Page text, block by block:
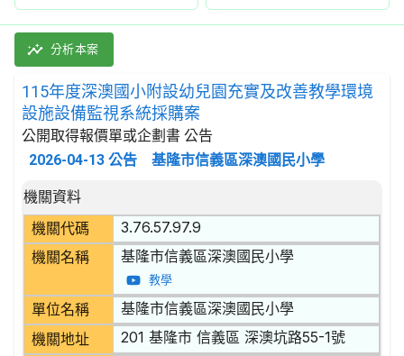
115年度深澳國小附設幼兒園充實及改善教學環境設施設備
採購類別：財物類 收音機、電視,通訊器材及儀器 | 招標方
分析本案
115年度深澳國小附設幼兒園充實及改善教學環境
設施設備監視系統採購案
公開取得報價單或企劃書 公告
2026-04-13 公告 基隆市信義區深澳國民小學
招標公告詳細內容
機關資料
機關代碼
3.76.57.97.9
機關名稱 基隆市信義區深澳國民小學
教學
單位名稱 基隆市信義區深澳國民小學
機關地址 201 基隆市 信義區 深澳坑路55-1號